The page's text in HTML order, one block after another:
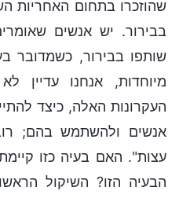
שהוזכרו בתחום האחריות
בבירור. יש אנשים
שותפו בבירור, כשמדובר
מיוחדות, אנחנו עדיין
העקרונות האלה, כיצד
אנשים ולהשתמש בהם; רוב
עצות". האם בעיה כזו
הבעיה הזו? השיקול